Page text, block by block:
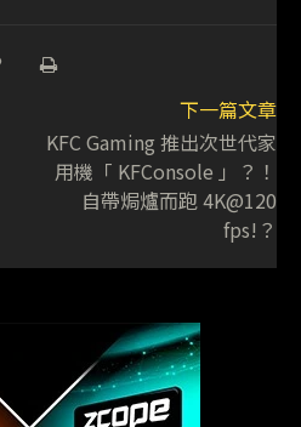
下一篇文章
KFC Gaming 推出次世代家
用機「 KFConsole 」？！
自帶焗爐而跑 4K@120
fps!？